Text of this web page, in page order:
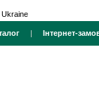
| Інтернет-